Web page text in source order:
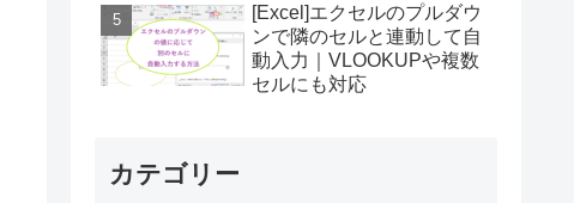
[Excel]エクセルのプルダウ
ンで隣のセルと連動して自
動入力｜VLOOKUPや複数
セルにも対応
カテゴリー